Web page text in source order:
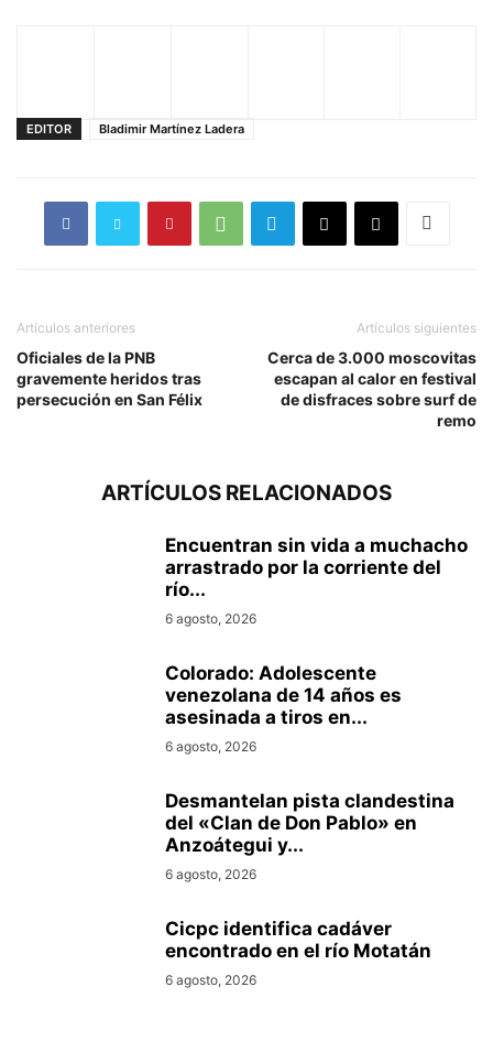
EDITOR Bladimir Martínez Ladera
Artículos anteriores
Oficiales de la PNB
gravemente heridos tras
persecución en San Félix
Artículos siguientes
Cerca de 3.000 moscovitas
escapan al calor en festival
de disfraces sobre surf de
remo
ARTÍCULOS RELACIONADOS
Encuentran sin vida a muchacho
arrastrado por la corriente del
río...
6 agosto, 2026
Colorado: Adolescente
venezolana de 14 años es
asesinada a tiros en...
6 agosto, 2026
Desmantelan pista clandestina
del «Clan de Don Pablo» en
Anzoátegui y...
6 agosto, 2026
Cicpc identifica cadáver
encontrado en el río Motatán
6 agosto, 2026